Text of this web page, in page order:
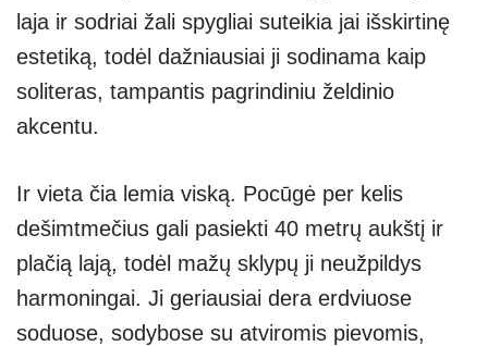
laja ir sodriai žali spygliai suteikia jai išskirtinę
estetiką, todėl dažniausiai ji sodinama kaip
soliteras, tampantis pagrindiniu želdinio
akcentu.
Ir vieta čia lemia viską. Pocūgė per kelis
dešimtmečius gali pasiekti 40 metrų aukštį ir
plačią lają, todėl mažų sklypų ji neužpildys
harmoningai. Ji geriausiai dera erdviuose
soduose, sodybose su atviromis pievomis,